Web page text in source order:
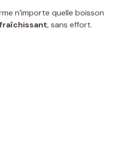
n’importe quelle boisson
, sans effort.